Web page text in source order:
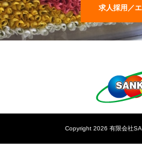
求人採用／
Copyright 2026 有限会社